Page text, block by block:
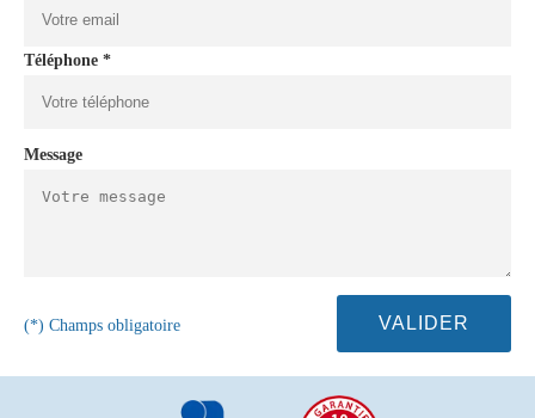
Téléphone *
Message
(*) Champs obligatoire